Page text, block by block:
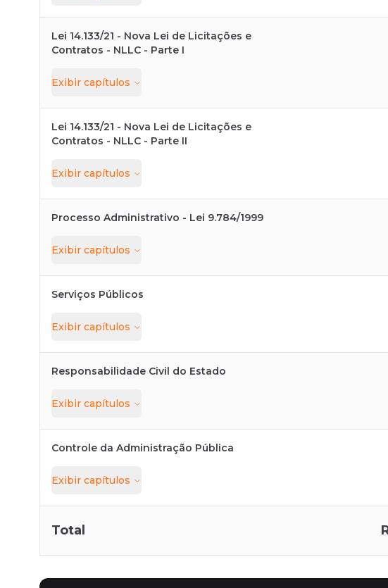
Lei 14.133/21 - Nova Lei de Licitações e
Contratos - NLLC - Parte I
Exibir capítulos
Lei 14.133/21 - Nova Lei de Licitações e
Contratos - NLLC - Parte II
Exibir capítulos
Processo Administrativo - Lei 9.784/1999
Exibir capítulos
Serviços Públicos
Exibir capítulos
Responsabilidade Civil do Estado
Exibir capítulos
Controle da Administração Pública
Exibir capítulos
Total